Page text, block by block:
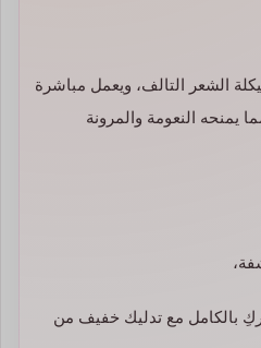
الشعر التالف، ويعمل مباشرة
يمنحه النعومة والمرونة
بالكامل مع تدليك خفيف من